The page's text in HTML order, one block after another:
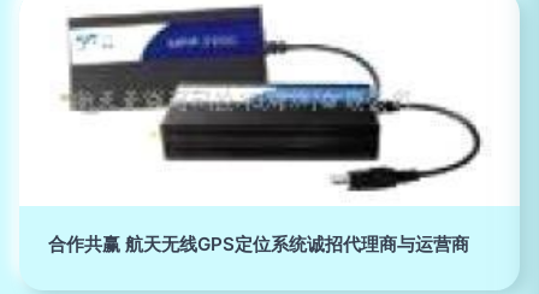
合作共赢 航天无线GPS定位系统诚招代理商与运营商